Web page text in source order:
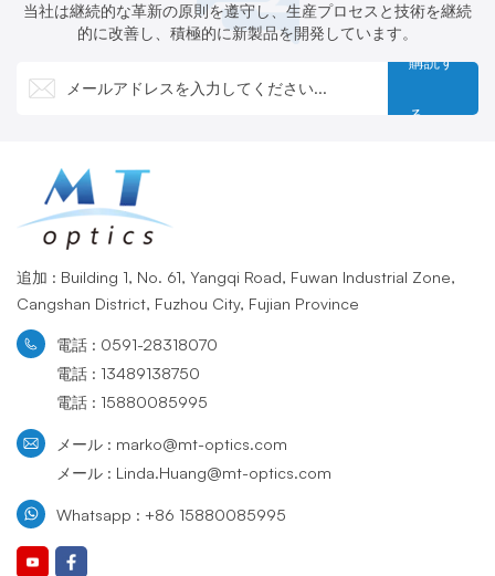
当社は継続的な革新の原則を遵守し、生産プロセスと技術を継続
的に改善し、積極的に新製品を開発しています。
購読す
る
追加 : Building 1, No. 61, Yangqi Road, Fuwan Industrial Zone,
Cangshan District, Fuzhou City, Fujian Province
電話 : 0591-28318070
電話 : 13489138750
電話 : 15880085995
メール : marko@mt-optics.com
メール : Linda.Huang@mt-optics.com
Whatsapp : +86 15880085995